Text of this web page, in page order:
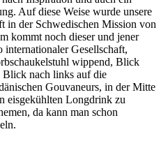
Auf diese Weise wurde unsere
in der Schwedischen Mission von
kommt noch dieser und jener
Gesellschaft,
wippend, Blick
Blick nach links auf die
Gouvaneurs, in der Mitte
eisgekühlten Longdrink zu
da kann man schon